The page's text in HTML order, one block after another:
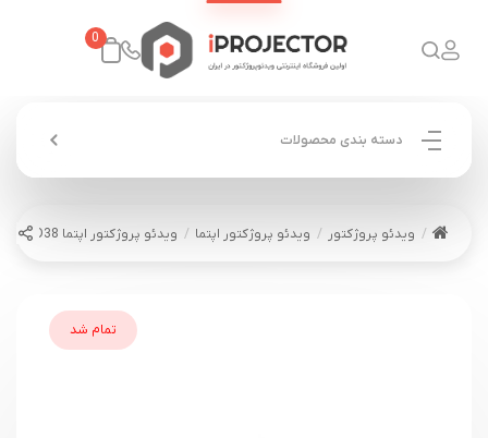
0
دسته بندی محصولات
ویدئو پروژکتور ویدئو پروژکتور اپتما ویدئو پروژکتور اپتما OPTOMA UHD38
تمام شد